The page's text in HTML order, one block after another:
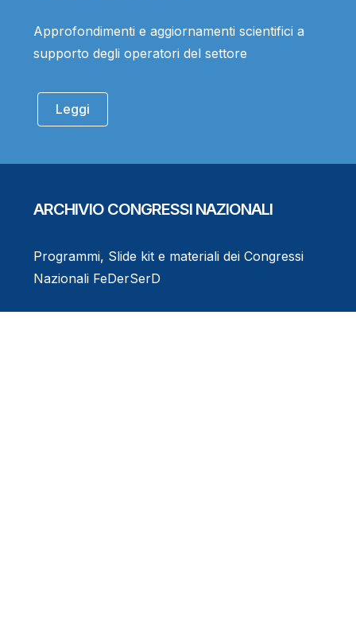
Approfondimenti e aggiornamenti scientifici a
supporto degli operatori del settore
Leggi
ARCHIVIO CONGRESSI NAZIONALI
Programmi, Slide kit e materiali dei Congressi
Nazionali FeDerSerD